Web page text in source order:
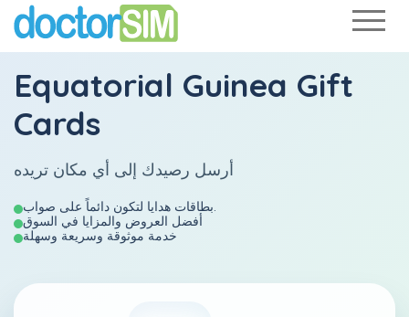
Equatorial Guinea Gift
Cards
أرسل رصيدك إلى أي مكان تريده
أفضل العروض والمزايا في السوق
خدمة موثوقة وسريعة وسهلة